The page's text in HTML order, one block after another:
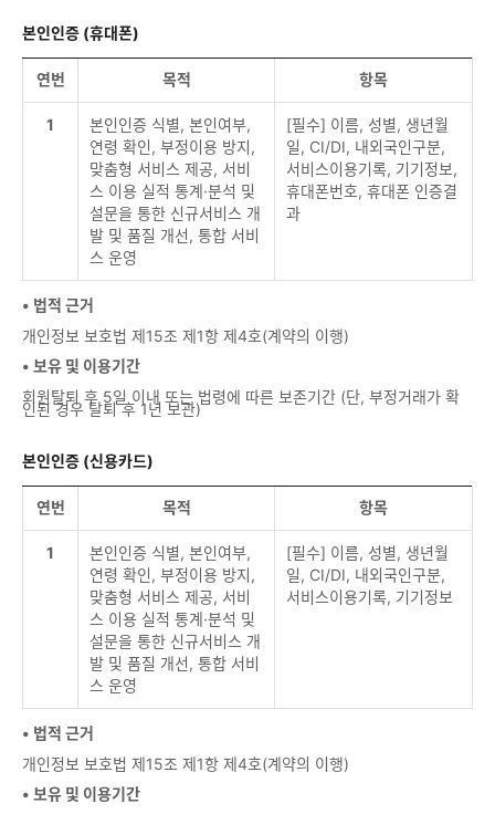
본인인증 (휴대폰)
연번 목적 항목
1
본인인증 식별, 본인여부,
연령 확인, 부정이용 방지,
맞춤형 서비스 제공, 서비
스 이용 실적 통계·분석 및
설문을 통한 신규서비스 개
발 및 품질 개선, 통합 서비
스 운영
[필수] 이름, 성별, 생년월
일, CI/DI, 내외국인구분,
서비스이용기록, 기기정보,
휴대폰번호, 휴대폰 인증결
과
• 법적 근거
개인정보 보호법 제15조 제1항 제4호(계약의 이행)
• 보유 및 이용기간
회원탈퇴 후 5일 이내 또는 법령에 따른 보존기간 (단, 부정거래가 확
인된 경우 탈퇴 후 1년 보관)
본인인증 (신용카드)
연번 목적 항목
1
본인인증 식별, 본인여부,
연령 확인, 부정이용 방지,
맞춤형 서비스 제공, 서비
스 이용 실적 통계·분석 및
설문을 통한 신규서비스 개
발 및 품질 개선, 통합 서비
스 운영
[필수] 이름, 성별, 생년월
일, CI/DI, 내외국인구분,
서비스이용기록, 기기정보
• 법적 근거
개인정보 보호법 제15조 제1항 제4호(계약의 이행)
• 보유 및 이용기간